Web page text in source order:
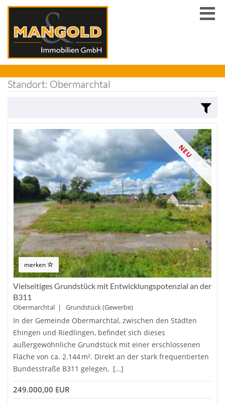
Standort: Obermarchtal
NEU
merken
Vielseitiges Grundstück mit Entwicklungspotenzial an der
B311
Obermarchtal | Grundstück (Gewerbe)
In der Gemeinde Obermarchtal, zwischen den Städten
Ehingen und Riedlingen, befindet sich dieses
außergewöhnliche Grundstück mit einer erschlossenen
Fläche von ca. 2.144 m². Direkt an der stark frequentierten
Bundesstraße B311 gelegen, […]
249.000,00 EUR